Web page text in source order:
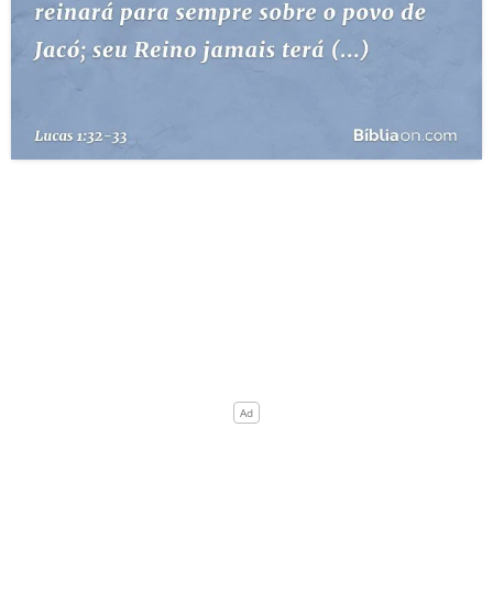
QUEM SOMOS